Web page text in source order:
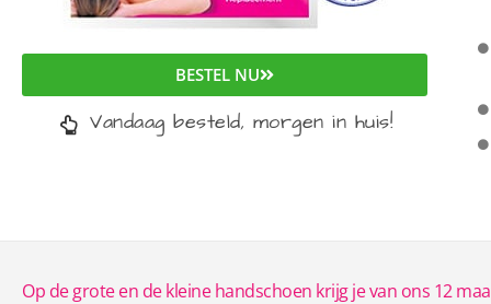
BESTEL NU
Vandaag besteld, morgen in huis!
Op de grote en de kleine handschoen krijg je van ons 12